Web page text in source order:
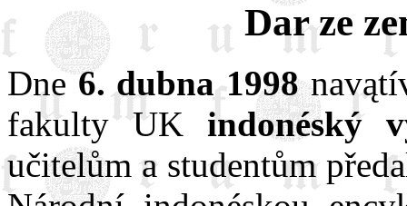
Dar ze
Dne6. dubna 1998
fakulty UK indonéský
učitelům a studentům